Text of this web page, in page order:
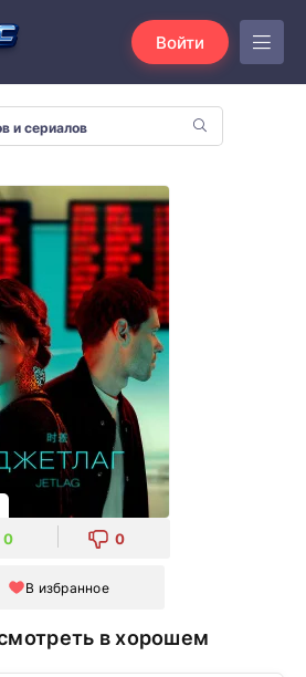
Войти
0 0
В избранное